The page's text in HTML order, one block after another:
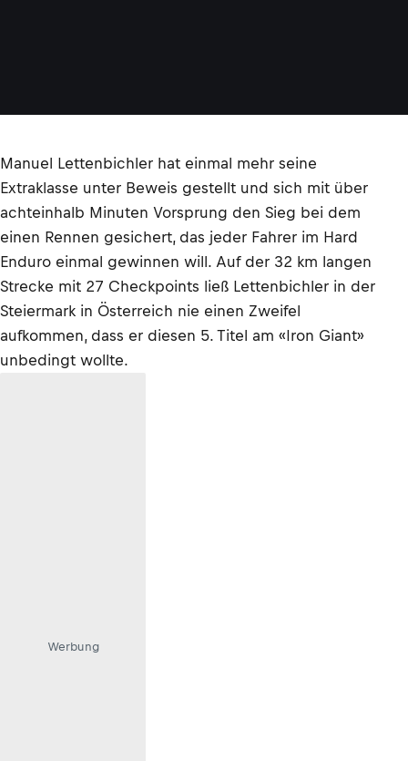
Manuel Lettenbichler hat einmal mehr seine
Extraklasse unter Beweis gestellt und sich mit über
achteinhalb Minuten Vorsprung den Sieg bei dem
einen Rennen gesichert, das jeder Fahrer im Hard
Enduro einmal gewinnen will. Auf der 32 km langen
Strecke mit 27 Checkpoints ließ Lettenbichler in der
Steiermark in Österreich nie einen Zweifel
aufkommen, dass er diesen 5. Titel am «Iron Giant»
unbedingt wollte.
Werbung